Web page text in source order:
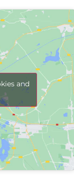
and